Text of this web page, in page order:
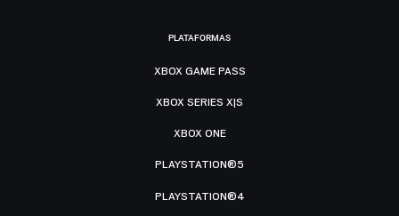
PLATAFORMAS
XBOX GAME PASS
XBOX SERIES X|S
XBOX ONE
PLAYSTATION®5
PLAYSTATION®4